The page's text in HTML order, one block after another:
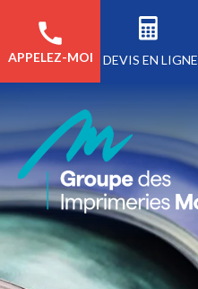
APPELEZ-MOI DEVIS EN LIGNE